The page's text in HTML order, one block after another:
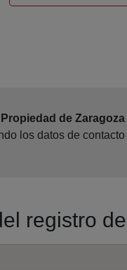
de Zaragoza
los datos de
registro